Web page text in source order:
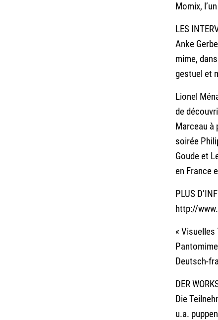
Momix,
LES
Anke
mime,
gestuel et
Lionel
de
Marceau à
soirée
Goude et
en France
PLUS
http://
« Visuelles
Deutsch-
DER
Die
u.a.